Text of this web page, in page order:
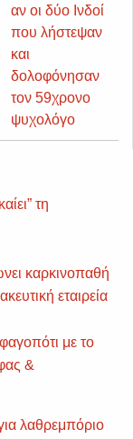
αν οι δύο Ινδοί
που λήστεψαν
και
δολοφόνησαν
τον 59χρονο
ψυχολόγο
τη
καρκινοπαθή
εταιρεία
με το
&
λαθρεμπόριο